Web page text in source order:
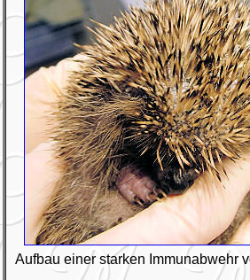
Aufbau einer starken Immunabwehr